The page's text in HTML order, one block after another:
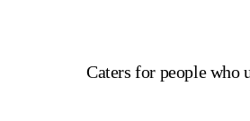
Caters for people who